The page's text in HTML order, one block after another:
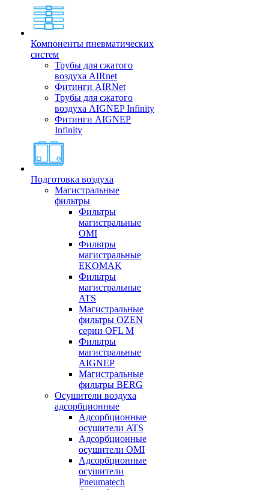
Компоненты пневматических
систем
Трубы для сжатого
воздуха AIRnet
Фитинги AIRNet
Трубы для сжатого
воздуха AIGNEP Infinity
Фитинги AIGNEP
Infinity
Подготовка воздуха
Магистральные
фильтры
Фильтры
магистральные
OMI
Фильтры
магистральные
EKOMAK
Фильтры
магистральные
ATS
Магистральные
фильтры OZEN
серии OFL M
Фильтры
магистральные
AIGNEP
Магистральные
фильтры BERG
Осушители воздуха
адсорбционные
Адсорбционные
осушители ATS
Адсорбционные
осушители OMI
Адсорбционные
осушители
Pneumatech